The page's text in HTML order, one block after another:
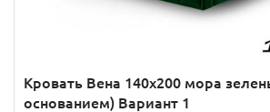
Кровать Вена 140х200 мора
основанием) Вариант 1